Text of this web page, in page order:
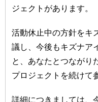
ジェクトがあります。
活動休止中の方針をキ
議し、今後もキズナア
と、あなたとつながり
プロジェクトを続けて
詳細につきましては、